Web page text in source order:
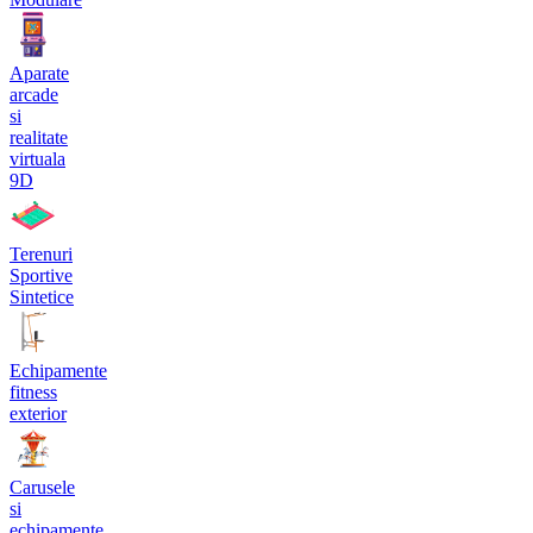
Aparate
arcade
si
realitate
virtuala
9D
Terenuri
Sportive
Sintetice
Echipamente
fitness
exterior
Carusele
si